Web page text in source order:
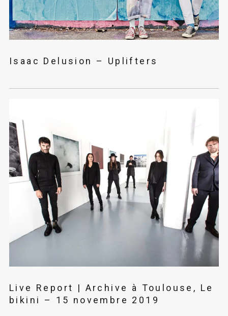
Isaac Delusion – Uplifters
Live Report | Archive à Toulouse, Le
bikini – 15 novembre 2019